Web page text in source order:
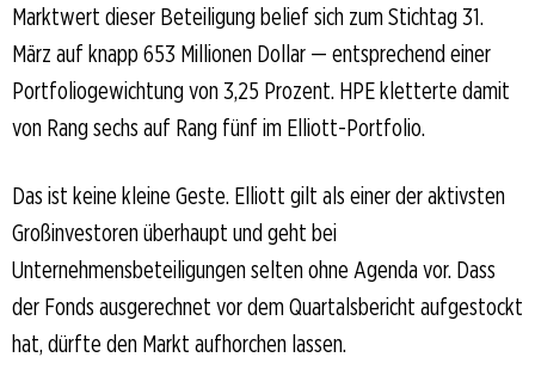
Marktwert dieser Beteiligung belief sich zum Stichtag 31.
März auf knapp 653 Millionen Dollar — entsprechend einer
Portfoliogewichtung von 3,25 Prozent. HPE kletterte damit
von Rang sechs auf Rang fünf im Elliott-Portfolio.
Das ist keine kleine Geste. Elliott gilt als einer der aktivsten
Großinvestoren überhaupt und geht bei
Unternehmensbeteiligungen selten ohne Agenda vor. Dass
der Fonds ausgerechnet vor dem Quartalsbericht aufgestockt
hat, dürfte den Markt aufhorchen lassen.